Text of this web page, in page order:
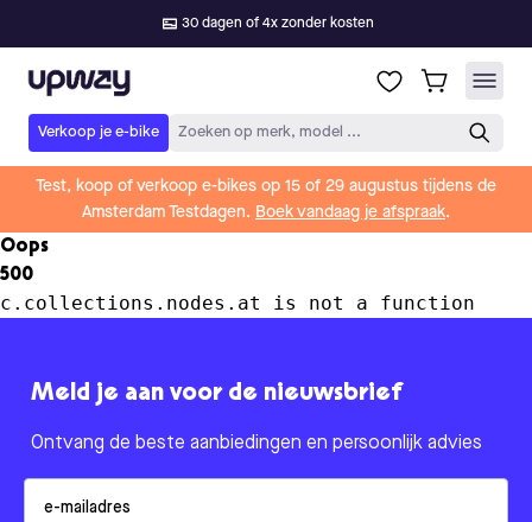
30 dagen of 4x zonder kosten
Upway
Verkoop je e-bike Zoeken op merk, model ...
Test, koop of verkoop e-bikes op 15 of 29 augustus tijdens de
Amsterdam Testdagen. Boek vandaag je afspraak.
Oops
500
c.collections.nodes.at is not a function
Meld je aan voor de nieuwsbrief
Ontvang de beste aanbiedingen en persoonlijk advies